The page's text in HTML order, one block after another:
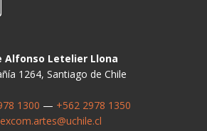
Alfonso Letelier Llona
1264, Santiago de Chile
1300 — +562 2978 1350